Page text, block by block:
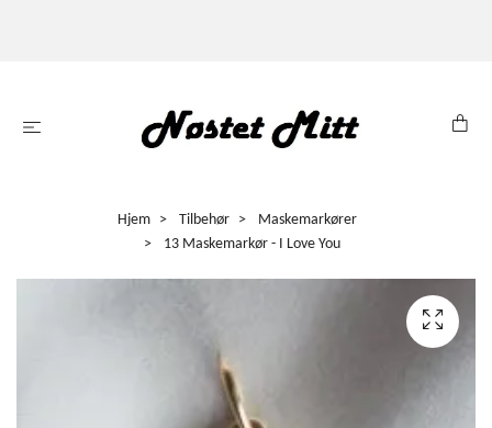
Hjem Tilbehør
Maskemarkører
13 Maskemarkør - I Love You